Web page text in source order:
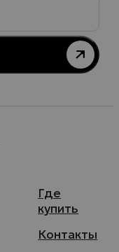
Где
купить
Контакты